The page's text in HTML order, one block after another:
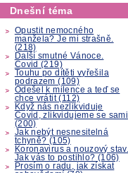
Dnešní téma
Opustit nemocného
manžela? Je mi strašně.
(218)
Další smutné Vánoce.
Covid (219)
Touhu po dítěti vyřešila
podrazem (109)
Odešel k milence a teď se
chce vrátit (112)
Když nás nezlikviduje
Covid, zlikvidujeme se sami
(200)
Jak nebýt nesnesitelná
tchyně? (105)
Koronavirus a nouzový stav.
Jak vás to postihlo? (106)
Prosím o radu, jak získat